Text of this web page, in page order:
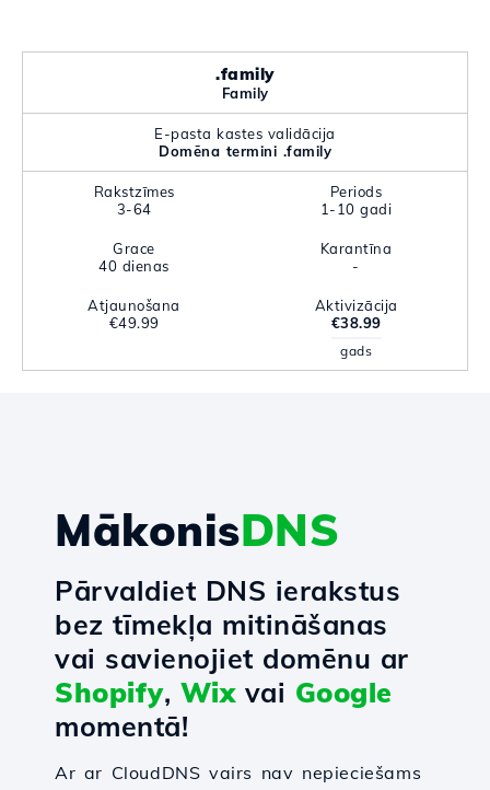
.family
Family
E-pasta kastes validācija
Domēna termini .family
Rakstzīmes
3-64
Periods
1-10 gadi
Grace
40 dienas
Karantīna
-
Atjaunošana
€49.99
Aktivizācija
€38.99
gads
MākonisDNS
Pārvaldiet DNS ierakstus
bez tīmekļa mitināšanas
vai savienojiet domēnu ar
Shopify, Wixvai Google
momentā!
Ar ar CloudDNS vairs nav nepieciešams